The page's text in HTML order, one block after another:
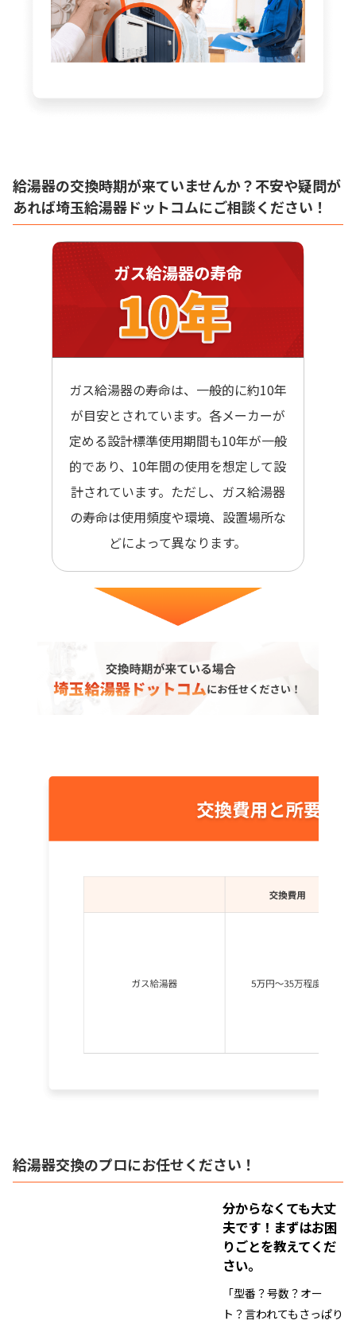
給湯器の交換時期が来ていませんか？不安や疑問が
あれば埼玉給湯器ドットコムにご相談ください！
ガス給湯器の寿命は、一般的に約10年
が目安とされています。各メーカーが
定める設計標準使用期間も10年が一般
的であり、10年間の使用を想定して設
計されています。ただし、ガス給湯器
の寿命は使用頻度や環境、設置場所な
どによって異なります。
給湯器交換のプロにお任せください！
分からなくても大丈
夫です！ まずはお困
りごとを教えてくだ
さい。
「型番？号数？オー
ト？言われてもさっぱり